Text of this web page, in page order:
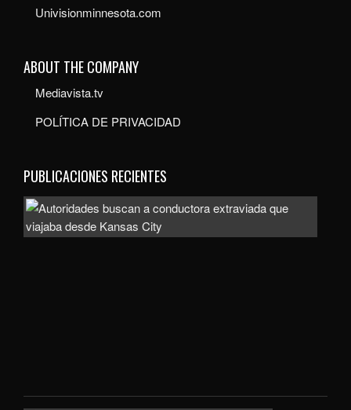
Univisionminnesota.com
ABOUT THE COMPANY
Mediavista.tv
POLÍTICA DE PRIVACIDAD
PUBLICACIONES RECIENTES